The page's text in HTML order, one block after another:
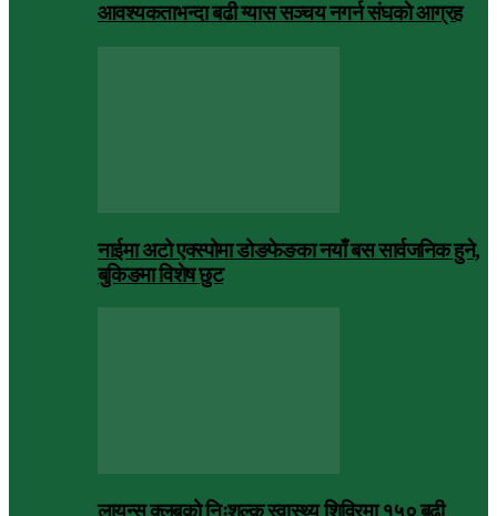
आवश्यकताभन्दा बढी ग्यास सञ्चय नगर्न संघकाे आग्रह
नाईमा अटो एक्स्पोमा डोङफेङका नयाँ बस सार्वजनिक हुने,
बुकिङमा विशेष छुट
लायन्स क्लबको निःशुल्क स्वास्थ्य शिविरमा १५० बढी